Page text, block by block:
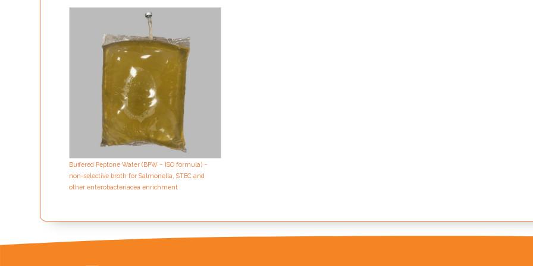
Buffered Peptone Water (BPW – ISO formula) –
non-selective broth for Salmonella, STEC and
other enterobacteriacea enrichment